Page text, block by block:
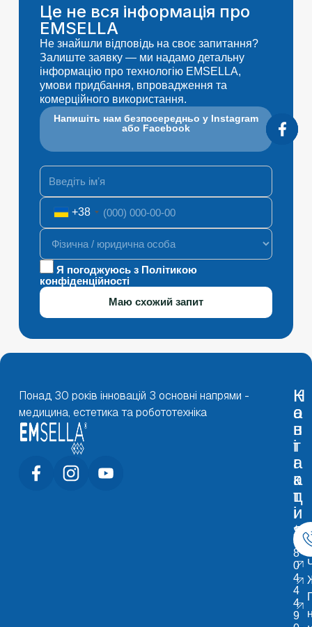
Це не вся інформація про
EMSELLA
Не знайшли відповідь на своє запитання?
Залиште заявку — ми надамо детальну
інформацію про технологію EMSELLA,
умови придбання, впровадження та
комерційного використання.
Напишіть нам безпосередньо у Instagram
або Facebook
+38
Я погоджуюсь з Політикою
конфіденційності
Понад 30 років інновацій 3 основні напрями -
медицина, естетика та робототехніка
Н
а
в
і
г
а
ц
і
я
К
о
н
т
а
к
т
и
+
3
8
0
4
4
4
9